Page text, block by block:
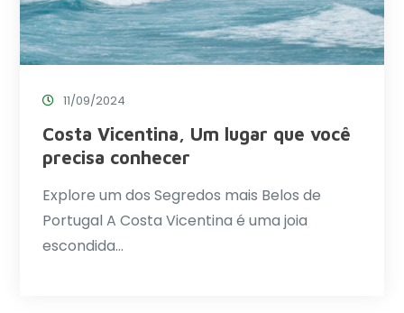
11/09/2024
Costa Vicentina, Um lugar que você
precisa conhecer
Explore um dos Segredos mais Belos de
Portugal A Costa Vicentina é uma joia
escondida…